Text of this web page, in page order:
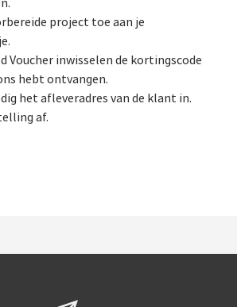
project toe aan je
Voucher inwisselen de kortingscode
hebt ontvangen.
het afleveradres van de klant in.
af.